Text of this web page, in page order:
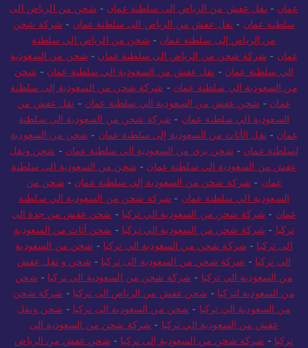
عمان - نقل عفش من الرياض الى سلطنة عمان - شحن من الرياض الى
سلطنة عمان - نقل عفش من الرياض الى سلطنة عمان - شركة شحن
من الرياض إلى سلطنة عمان - شحن من الرياض الي سلطنة
عمان - شركة شحن من الرياض الي سلطنة عمان - شحن من السعودية
الي سلطنة عمان - نقل عفش من السعودية الي سلطنة عمان - شحن
من السعودية الي سلطنة عمان - شركة شحن من السعودية إلى سلطنة
عمان - شحن عفش من السعودية الي سلطنة عمان - نقل عفش من
السعودية الي سلطنة عمان - شركة شحن من السعودية الي سلطنة
عمان - نقل الأثاث من السعودية إلى سلطنة عمان - شحن من السعودية
لسلطنة عمان - شحن بري من السعودية الي سلطنة عمان - شحن ونقل
عفش من السعودية الي سلطنة عمان - شحن من السعودية الى سلطنة
عمان - شركة شحن من السعودية إلى سلطنة عمان - شحن من
السعودية الي سلطنة عمان - شركة شحن من السعودية الي سلطنة
عمان - شركة شحن من السعودية الي تركيا - شحن عفش من جدة الى
تركيا - شركة شحن من السعودية الي تركيا - شحن أثاث من السعودية
الى تركيا - شركة شحن من السعودية الي تركيا - شحن من السعودية
الي تركيا - شركة شحن من السعودية الى تركيا - شحن و نقل عفش
من السعودية الي تركيا - شركة شحن من السعودية الي تركيا - شحن
من السعودية لتركيا - شحن عفش من الرياض الى تركيا - شركة شحن
من السعودية الي تركيا - شحن من السعودية الى تركيا - شحن ونقل
عفش من السعودية الي تركيا - شركة شحن من السعودية الى
تركيا - شركة شحن من السعودية إلى تركيا - شحن عفش من الرياض